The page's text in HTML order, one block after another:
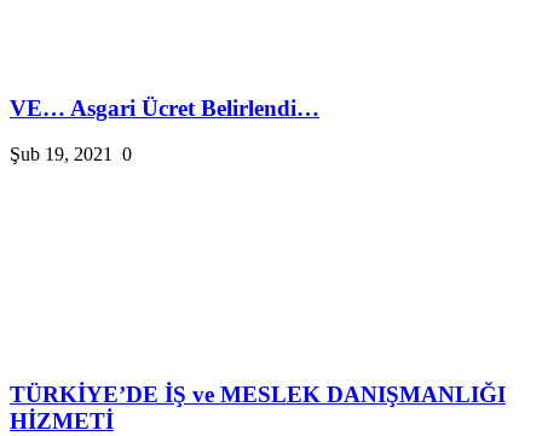
VE… Asgari Ücret Belirlendi…
Şub 19, 2021 0
TÜRKİYE’DE İŞ ve MESLEK DANIŞMANLIĞI
HİZMETİ